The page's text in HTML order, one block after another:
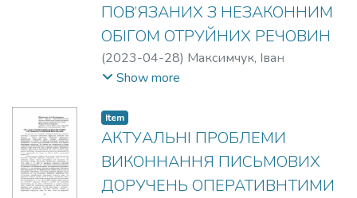
ПОВ’ЯЗАНИХ З НЕЗАКОННИМ
ОБІГОМ ОТРУЙНИХ РЕЧОВИН
(2023-04-28) Максимчук, Іван
Миколайович
Show more
Item
АКТУАЛЬНІ ПРОБЛЕМИ
ВИКОННАННЯ ПИСЬМОВИХ
ДОРУЧЕНЬ ОПЕРАТИВНТИМИ